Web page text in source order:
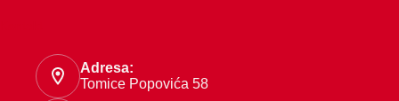
Adresa:
Tomice Popovića 58